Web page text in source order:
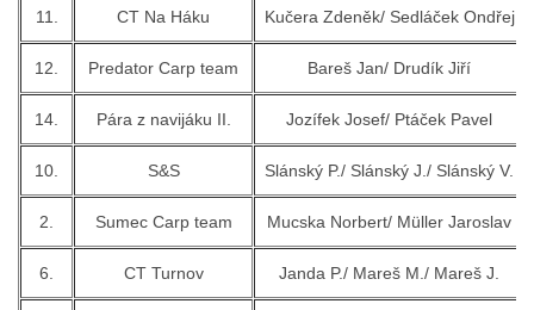
ouklejteam@seznam.cz
© 2026 eStránky.cz
11. CT Na Háku Kučera Zdeněk/ Sedláček Ondřej
12. Predator Carp team Bareš Jan/ Drudík Jiří
14. Pára z navijáku II. Jozífek Josef/ Ptáček Pavel
10. S&S Slánský P./ Slánský J./ Slánský V.
2. Sumec Carp team Mucska Norbert/ Müller Jaroslav
6. CT Turnov Janda P./ Mareš M./ Mareš J.